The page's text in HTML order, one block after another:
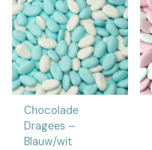
Chocolade
Dragees –
Blauw/wit